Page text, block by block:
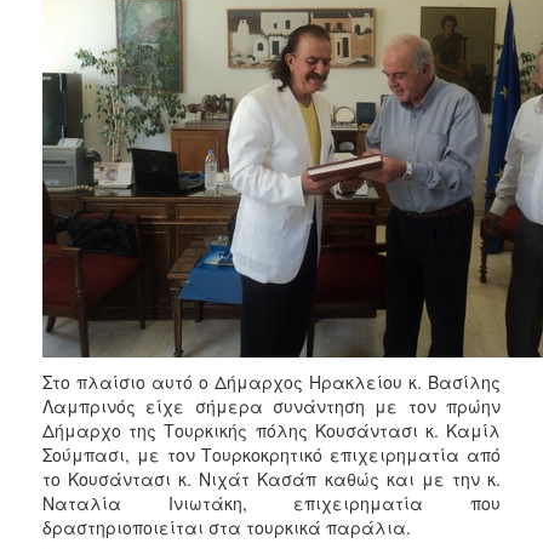
ΔΗΜΟΤΗΣ
ΕΠΙΣΚΕΠΤΗΣ
ΗΡΑΚΛΕΙΟ
Στο πλαίσιο αυτό ο Δήμαρχος Ηρακλείου κ. Βασίλης
Λαμπρινός είχε σήμερα συνάντηση με τον πρώην
Δήμαρχο της Τουρκικής πόλης Κουσάντασι κ. Καμίλ
Σούμπασι, με τον Τουρκοκρητικό επιχειρηματία από
το Κουσάντασι κ. Νιχάτ Κασάπ καθώς και με την κ.
Ναταλία Ινιωτάκη, επιχειρηματία που
δραστηριοποιείται στα τουρκικά παράλια.